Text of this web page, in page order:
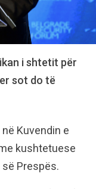
i shtetit për
sot do të
Kuvendin e
kushtetuese
Prespës.